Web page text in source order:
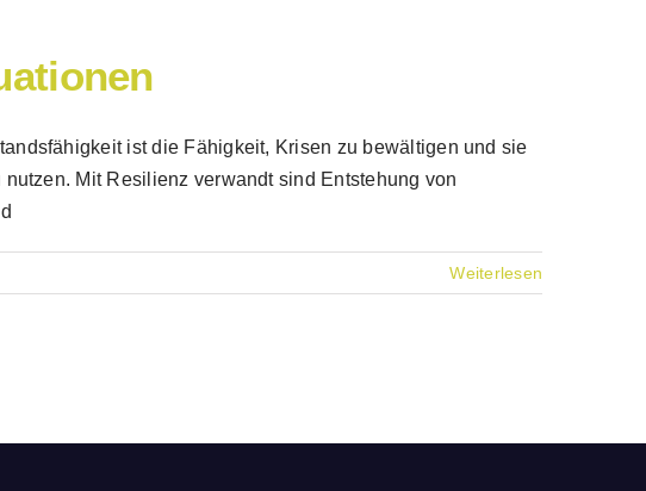
ist die Fähigkeit, Krisen zu bewältigen und sie
Mit Resilienz verwandt sind Entstehung von
Weiterlesen